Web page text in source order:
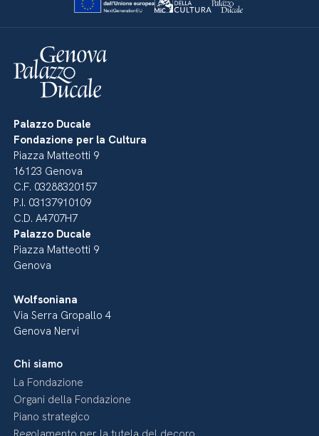
Palazzo Ducale
Fondazione per la Cultura
Piazza Matteotti 9
16123 Genova
C.F. 03288320157
P.I. 03137910109
C.D. A4707H7
Palazzo Ducale
Piazza Matteotti 9
Genova
Wolfsoniana
Via Serra Gropallo 4
Genova Nervi
Chi siamo
La Fondazione
Organi della Fondazione
Piano strategico